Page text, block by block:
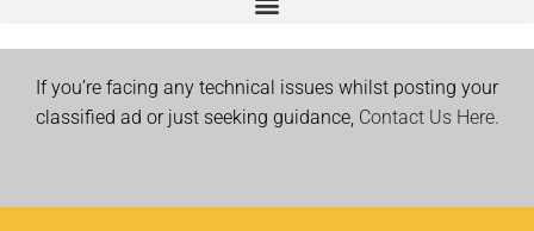
If you’re facing any technical issues whilst posting your
classified ad or just seeking guidance, Contact Us Here.